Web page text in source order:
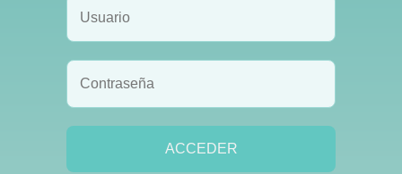
ACCEDER